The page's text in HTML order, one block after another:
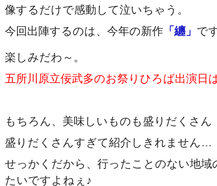
像するだけで感動して泣いちゃう。
今回出陣するのは、今年の新作 「纏」 で
楽しみだわ～。
五所川原立佞武多のお祭りひろば出演日
もちろん、美味しいものも盛りだくさん
盛りだくさんすぎて紹介しきれません…
せっかくだから、行ったことのない地
たいですよねぇ♪